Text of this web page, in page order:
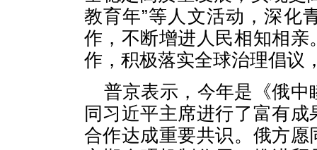
教育年”等人文活动，深化
作，不断增进人民相知相
作，积极落实全球治理倡议
普京表示，今年是《俄
同习近平主席进行了富有
合作达成重要共识。俄方